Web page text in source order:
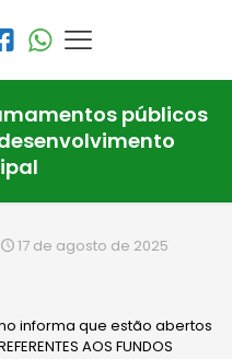
públicos
17 de agosto de 2025
informa que estão abertos
AOS FUNDOS